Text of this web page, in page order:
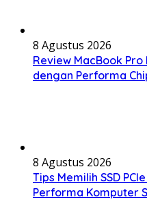
8 Agustus 2026
Review MacBook
dengan Performa
8 Agustus 2026
Tips Memilih SSD
Performa Komputer